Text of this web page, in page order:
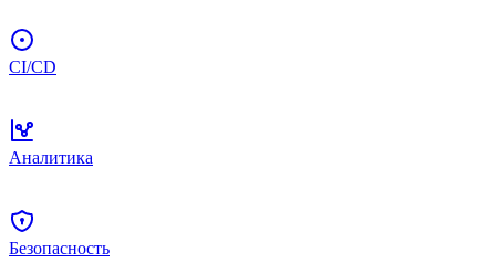
CI/CD
Аналитика
Безопасность